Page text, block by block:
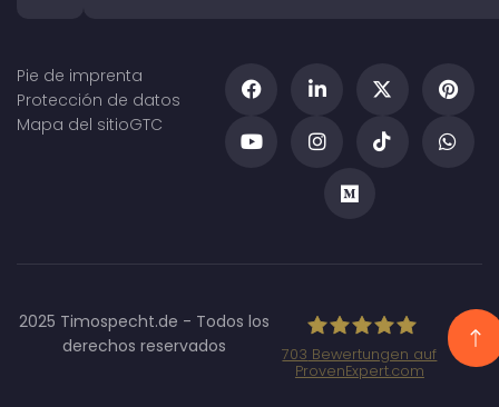
Pie de imprenta
Protección de datos
Mapa del sitioGTC
2025 Timospecht.de - Todos los
derechos reservados
703 Bewertungen auf
ProvenExpert.com